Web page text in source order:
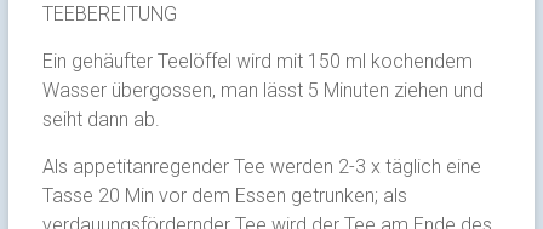
TEEBEREITUNG
Ein gehäufter Teelöffel wird mit 150 ml kochendem
Wasser übergossen, man lässt 5 Minuten ziehen und
seiht dann ab.
Als appetitanregender Tee werden 2-3 x täglich eine
Tasse 20 Min vor dem Essen getrunken; als
verdauungsfördernder Tee wird der Tee am Ende des